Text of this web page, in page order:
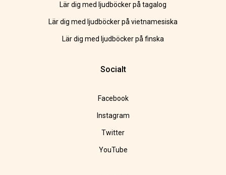
Lär dig med ljudböcker på tagalog
Lär dig med ljudböcker på vietnamesiska
Lär dig med ljudböcker på finska
Socialt
Facebook
Instagram
Twitter
YouTube